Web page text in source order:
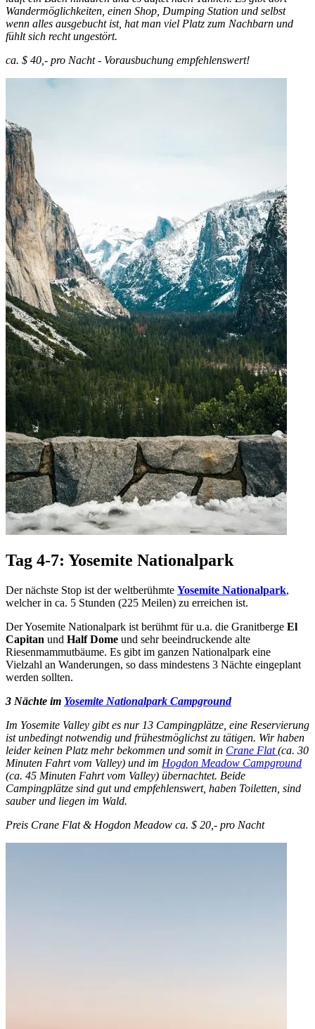
Wandermöglichkeiten, einen Shop, Dumping Station und selbst
wenn alles ausgebucht ist, hat man viel Platz zum Nachbarn und
fühlt sich recht ungestört.
ca. $ 40,- pro Nacht - Vorausbuchung empfehlenswert!
Tag 4-7: Yosemite Nationalpark
Der nächste Stop ist der weltberühmte Yosemite Nationalpark,
welcher in ca. 5 Stunden (225 Meilen) zu erreichen ist.
Der Yosemite Nationalpark ist berühmt für u.a. die Granitberge El
Capitan und Half Dome und sehr beeindruckende alte
Riesenmammutbäume. Es gibt im ganzen Nationalpark eine
Vielzahl an Wanderungen, so dass mindestens 3 Nächte eingeplant
werden sollten.
3 Nächte im Yosemite Nationalpark Campground
Im Yosemite Valley gibt es nur 13 Campingplätze, eine Reservierung
ist unbedingt notwendig und frühestmöglichst zu tätigen. Wir haben
leider keinen Platz mehr bekommen und somit in Crane Flat(ca. 30
Minuten Fahrt vom Valley) und im Hogdon Meadow Campground
(ca. 45 Minuten Fahrt vom Valley) übernachtet. Beide
Campingplätze sind gut und empfehlenswert, haben Toiletten, sind
sauber und liegen im Wald.
Preis Crane Flat & Hogdon Meadow ca. $ 20,- pro Nacht